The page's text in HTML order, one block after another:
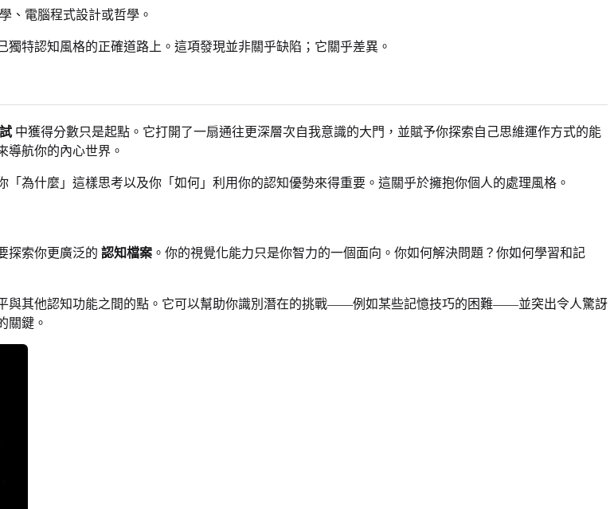
、電腦程式設計或哲學。
特認知風格的正確道路上。這項發現並非關乎缺陷；它關乎差異。
中獲得分數只是起點。它打開了一扇通往更深層次自我意識的大門，並賦予你探索自己思維運作方式的能
導航你的內心世界。
為什麼」這樣思考以及你「如何」利用你的認知優勢來得重要。這關乎於擁抱你個人的處理風格。
探索你更廣泛的 認知檔案 。你的視覺化能力只是你智力的一個面向。你如何解決問題？你如何學習和記
與其他認知功能之間的點。它可以幫助你識別潛在的挑戰——例如某些記憶技巧的困難——並突出令人驚訝
關鍵。